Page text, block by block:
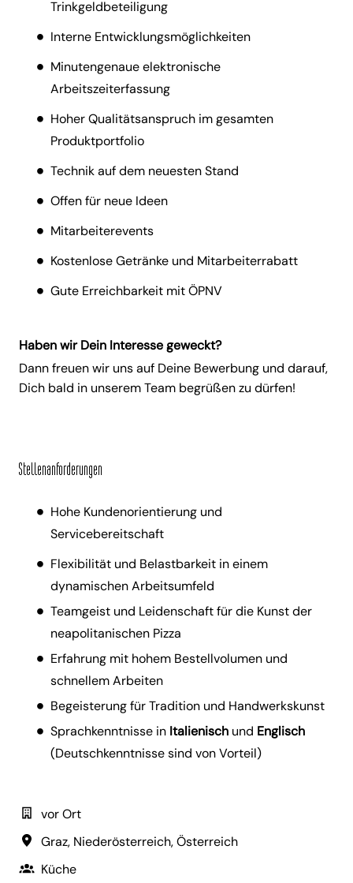
Trinkgeldbeteiligung
Interne Entwicklungsmöglichkeiten
Minutengenaue elektronische
Arbeitszeiterfassung
Hoher Qualitätsanspruch im gesamten
Produktportfolio
Technik auf dem neuesten Stand
Offen für neue Ideen
Mitarbeiterevents
Kostenlose Getränke und Mitarbeiterrabatt
Gute Erreichbarkeit mit ÖPNV
Haben wir Dein Interesse geweckt?
Dann freuen wir uns auf Deine Bewerbung und darauf,
Dich bald in unserem Team begrüßen zu dürfen!
Stellenanforderungen
Hohe Kundenorientierung und
Servicebereitschaft
Flexibilität und Belastbarkeit in einem
dynamischen Arbeitsumfeld
Teamgeist und Leidenschaft für die Kunst der
neapolitanischen Pizza
Erfahrung mit hohem Bestellvolumen und
schnellem Arbeiten
Begeisterung für Tradition und Handwerkskunst
Sprachkenntnisse in Italienisch und Englisch
(Deutschkenntnisse sind von Vorteil)
vor Ort
Graz, Niederösterreich,Österreich
Küche